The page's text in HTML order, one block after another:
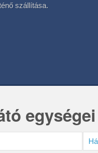
szállítása.
egységei